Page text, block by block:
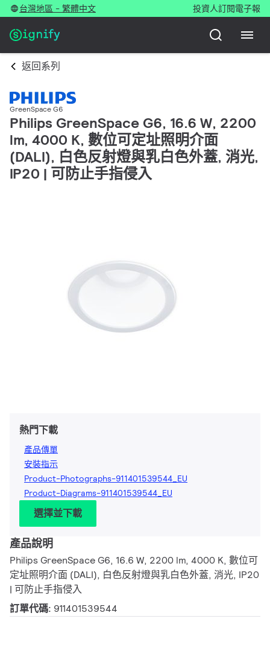
台灣地區 - 繁體中文 投資人訂閱電子報
返回系列
GreenSpace G6
Philips GreenSpace G6, 16.6 W, 2200
lm, 4000 K, 數位可定址照明介面
(DALI), 白色反射燈與乳白色外蓋, 消光,
IP20 | 可防止手指侵入
熱門下載
產品傳單
安裝指示
Product-Photographs-911401539544_EU
Product-Diagrams-911401539544_EU
選擇並下載
產品說明
Philips GreenSpace G6, 16.6 W, 2200 lm, 4000 K, 數位可
定址照明介面 (DALI), 白色反射燈與乳白色外蓋, 消光, IP20
| 可防止手指侵入
訂單代碼: 911401539544